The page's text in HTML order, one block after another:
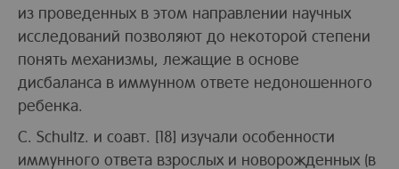
из проведенных в этом направлении научных
исследований позволяют до некоторой степени
понять механизмы, лежащие в основе
дисбаланса в иммунном ответе недоношенного
ребенка.
C. Schultz. и соавт. [18] изучали особенности
иммунного ответа взрослых и новорожденных (в